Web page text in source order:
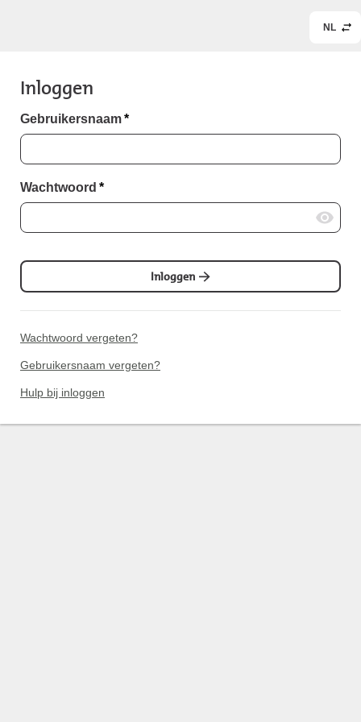
NL
Inloggen
Gebruikersnaam*
Wachtwoord *
Inloggen
Wachtwoord vergeten?
Gebruikersnaam vergeten?
Hulp bij inloggen